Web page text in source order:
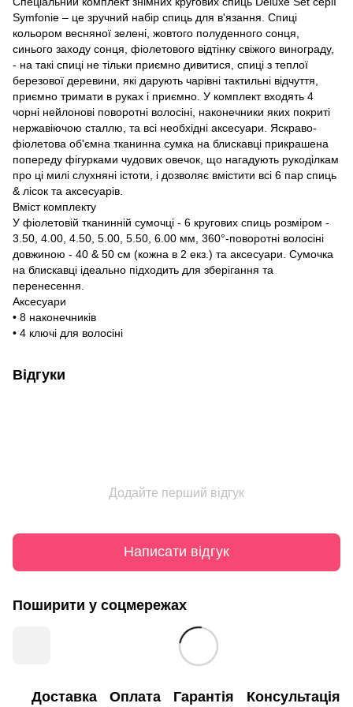
Symfonie – це зручний набір спиць для в'язання. Спиці
кольором весняної зелені, жовтого полуденного сонця,
синього заходу сонця, фіолетового відтінку свіжого винограду,
- на такі спиці не тільки приємно дивитися, спиці з теплої
березової деревини, які дарують чарівні тактильні відчуття,
приємно тримати в руках і приємно. У комплект входять 4
чорні нейлонові поворотні волосіні, наконечники яких покриті
нержавіючою сталлю, та всі необхідні аксесуари. Яскраво-
фіолетова об'ємна тканинна сумка на блискавці прикрашена
попереду фігурками чудових овечок, що нагадують рукоділкам
про ці милі слухняні істоти, і дозволяє вмістити всі 6 пар спиць
& лісок та аксесуарів.
Вміст комплекту
У фіолетовій тканинній сумочці - 6 кругових спиць розміром -
3.50, 4.00, 4.50, 5.00, 5.50, 6.00 мм, 360°-поворотні волосіні
довжиною - 40 & 50 cм (кожна в 2 екз.) та аксесуари. Сумочка
на блискавці ідеально підходить для зберігання та
перенесення.
Аксесуари
• 8 наконечників
• 4 ключі для волосіні
Відгуки
Додайте перший відгук
Написати відгук
Поширити у соцмережах
Доставка Оплата Гарантія Консультація